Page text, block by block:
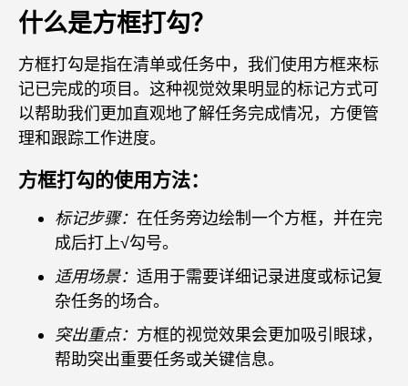
什么是方框打勾？
方框打勾是指在清单或任务中，我们使用方框来标
记已完成的项目。这种视觉效果明显的标记方式可
以帮助我们更加直观地了解任务完成情况，方便管
理和跟踪工作进度。
方框打勾的使用方法：
标记步骤： 在任务旁边绘制一个方框，并在完
成后打上√勾号。
适用场景： 适用于需要详细记录进度或标记复
杂任务的场合。
突出重点： 方框的视觉效果会更加吸引眼球，
帮助突出重要任务或关键信息。